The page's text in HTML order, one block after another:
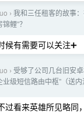
› 我和三任租客的故事
鲤”？
候有需要可以关注➕
› 受够了公司几台旧安
级短信路由中枢”（送内
过看来英雄所见略同